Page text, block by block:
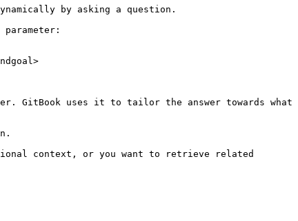
by asking a question.
GitBook uses it to tailor the answer towards what
context, or you want to retrieve related